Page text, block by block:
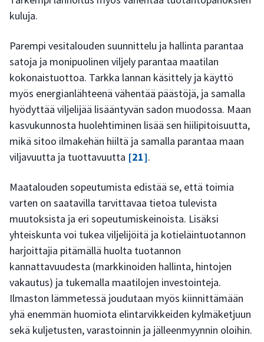
kuluja.
Parempi vesitalouden suunnittelu ja hallinta parantaa
satoja ja monipuolinen viljely parantaa maatilan
kokonaistuottoa. Tarkka lannan käsittely ja käyttö
myös energianlähteenä vähentää päästöjä, ja samalla
hyödyttää viljelijää lisääntyvän sadon muodossa. Maan
kasvukunnosta huolehtiminen lisää sen hiilipitoisuutta,
mikä sitoo ilmakehän hiiltä ja samalla parantaa maan
viljavuutta ja tuottavuutta [21].
Maatalouden sopeutumista edistää se, että toimia
varten on saatavilla tarvittavaa tietoa tulevista
muutoksista ja eri sopeutumiskeinoista. Lisäksi
yhteiskunta voi tukea viljelijöitä ja kotieläintuotannon
harjoittajia pitämällä huolta tuotannon
kannattavuudesta (markkinoiden hallinta, hintojen
vakautus) ja tukemalla maatilojen investointeja.
Ilmaston lämmetessä joudutaan myös kiinnittämään
yhä enemmän huomiota elintarvikkeiden kylmäketjuun
sekä kuljetusten, varastoinnin ja jälleenmyynnin oloihin.